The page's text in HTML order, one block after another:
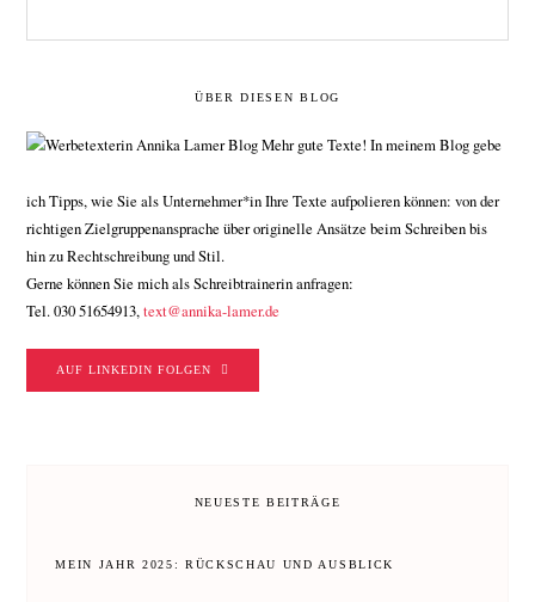
ÜBER DIESEN BLOG
Mehr gute Texte! In meinem Blog gebe
ich Tipps, wie Sie als Unternehmer*in Ihre Texte aufpolieren können: von der
richtigen Zielgruppenansprache über originelle Ansätze beim Schreiben bis
hin zu Rechtschreibung und Stil.
Gerne können Sie mich als Schreibtrainerin anfragen:
Tel. 030 51654913,text@annika-lamer.de
AUF LINKEDIN FOLGEN
NEUESTE BEITRÄGE
MEIN JAHR 2025: RÜCKSCHAU UND AUSBLICK